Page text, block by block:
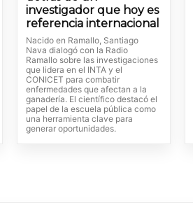
investigador que hoy es
referencia internacional
Nacido en Ramallo, Santiago
Nava dialogó con la Radio
Ramallo sobre las investigaciones
que lidera en el INTA y el
CONICET para combatir
enfermedades que afectan a la
ganadería. El científico destacó el
papel de la escuela pública como
una herramienta clave para
generar oportunidades.